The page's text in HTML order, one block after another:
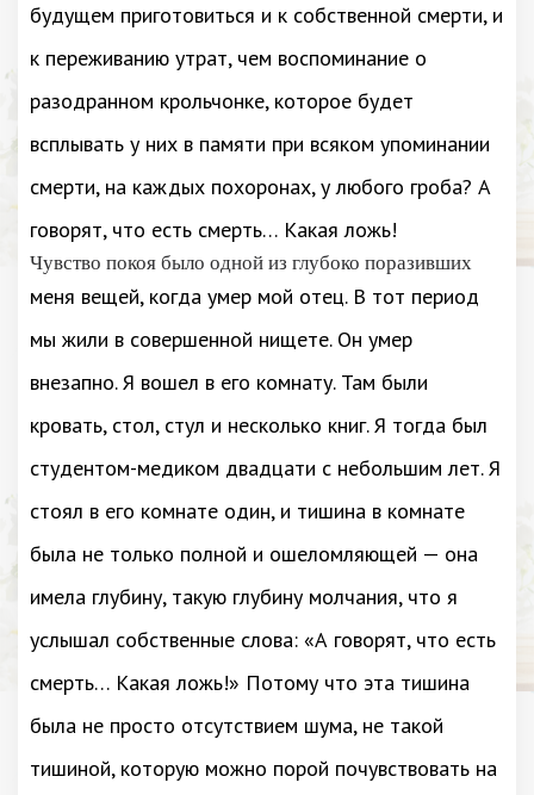
будущем приготовиться и к собственной смерти, и
к переживанию утрат, чем воспоминание о
разодранном крольчонке, которое будет
всплывать у них в памяти при всяком упоминании
смерти, на каждых похоронах, у любого гроба? А
говорят, что есть смерть… Какая ложь!
Чувство покоя было одной из глубоко поразивших
меня вещей, когда умер мой отец. В тот период
мы жили в совершенной нищете. Он умер
внезапно. Я вошел в его комнату. Там были
кровать, стол, стул и несколько книг. Я тогда был
студентом-медиком двадцати с небольшим лет. Я
стоял в его комнате один, и тишина в комнате
была не только полной и ошеломляющей — она
имела глубину, такую глубину молчания, что я
услышал собственные слова: «А говорят, что есть
смерть… Какая ложь!» Потому что эта тишина
была не просто отсутствием шума, не такой
тишиной, которую можно порой почувствовать на